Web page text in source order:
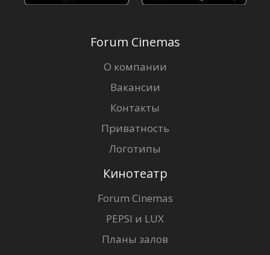
Forum Cinemas
О компании
Вакансии
Контакты
Приватность
Логотипы
Кинотеатр
Forum Cinemas
PEPSI и LUX
Планы залов